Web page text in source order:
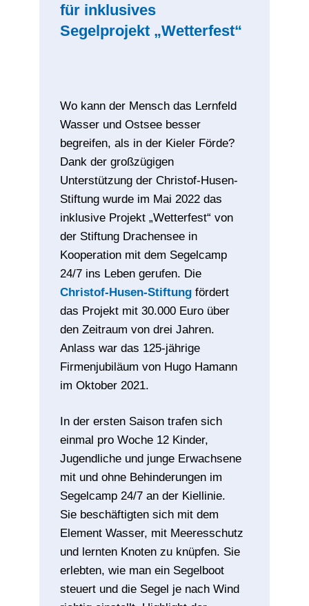
für inklusives
Segelprojekt „Wetterfest“
Wo kann der Mensch das Lernfeld
Wasser und Ostsee besser
begreifen, als in der Kieler Förde?
Dank der großzügigen
Unterstützung der Christof-Husen-
Stiftung wurde im Mai 2022 das
inklusive Projekt „Wetterfest“ von
der Stiftung Drachensee in
Kooperation mit dem Segelcamp
24/7 ins Leben gerufen. Die
Christof-Husen-Stiftungfördert
das Projekt mit 30.000 Euro über
den Zeitraum von drei Jahren.
Anlass war das 125-jährige
Firmenjubiläum von Hugo Hamann
im Oktober 2021.
In der ersten Saison trafen sich
einmal pro Woche 12 Kinder,
Jugendliche und junge Erwachsene
mit und ohne Behinderungen im
Segelcamp 24/7 an der Kiellinie.
Sie beschäftigten sich mit dem
Element Wasser, mit Meeresschutz
und lernten Knoten zu knüpfen. Sie
erlebten, wie man ein Segelboot
steuert und die Segel je nach Wind